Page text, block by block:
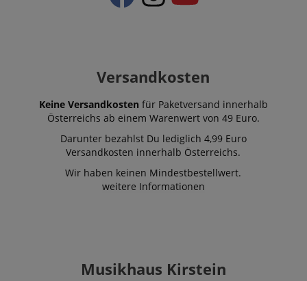
Versandkosten
Keine Versandkosten für Paketversand innerhalb
Österreichs ab einem Warenwert von 49 Euro.
Darunter bezahlst Du lediglich 4,99 Euro
Versandkosten innerhalb Österreichs.
Wir haben keinen Mindestbestellwert.
weitere Informationen
Musikhaus Kirstein